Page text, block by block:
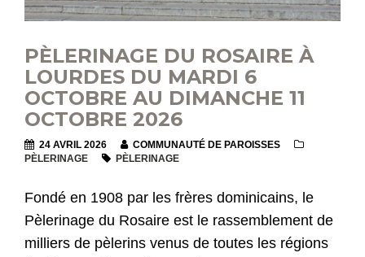
PÈLERINAGE DU ROSAIRE À
LOURDES DU MARDI 6
OCTOBRE AU DIMANCHE 11
OCTOBRE 2026
24 AVRIL 2026
COMMUNAUTÉ DE PAROISSES
PÈLERINAGE
PÈLERINAGE
Fondé en 1908 par les frères dominicains, le
Pèlerinage du Rosaire est le rassemblement de
milliers de pèlerins venus de toutes les régions